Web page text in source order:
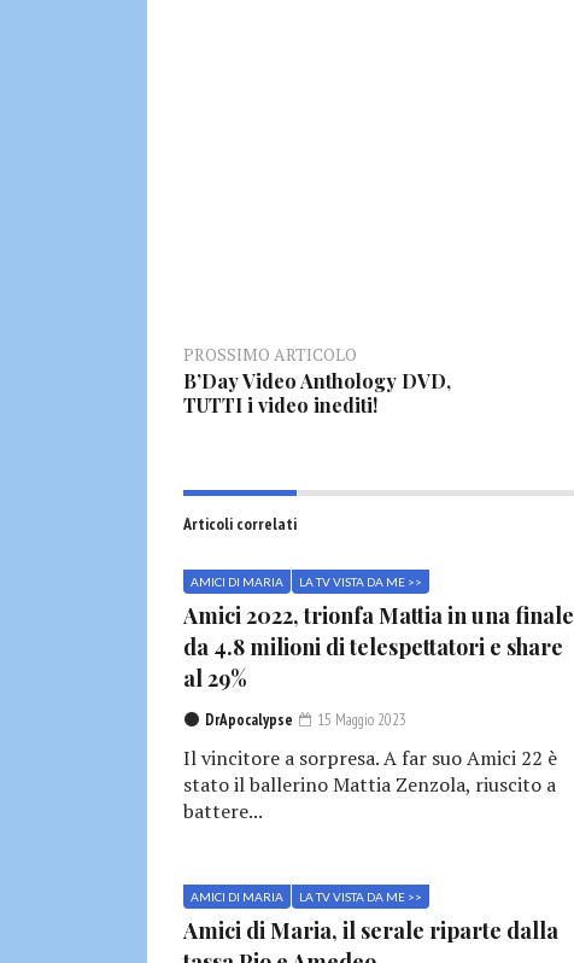
PROSSIMO ARTICOLO
B’Day Video Anthology DVD,
TUTTI i video inediti!
Articoli correlati
AMICI DI MARIA LA TV VISTA DA ME >>
Amici 2022, trionfa Mattia in una finale
da 4.8 milioni di telespettatori e share
al 29%
DrApocalypse 15 Maggio 2023
Il vincitore a sorpresa. A far suo Amici 22 è
stato il ballerino Mattia Zenzola, riuscito a
battere...
AMICI DI MARIA LA TV VISTA DA ME >>
Amici di Maria, il serale riparte dalla